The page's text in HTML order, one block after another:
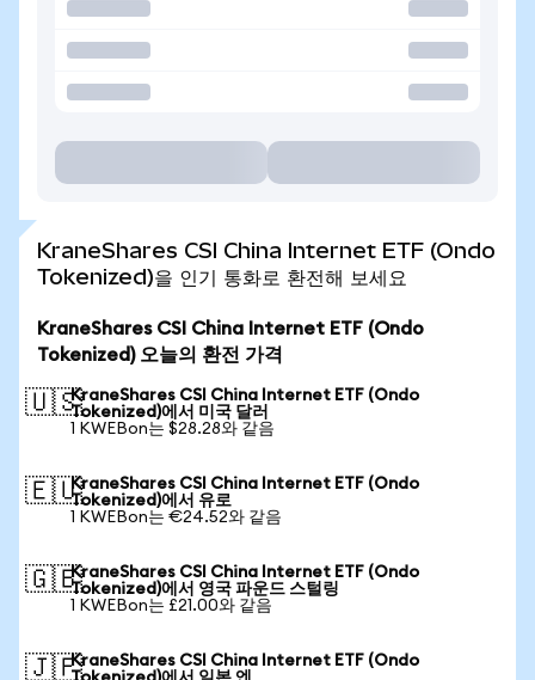
KraneShares CSI China Internet ETF (Ondo
Tokenized)을 인기 통화로 환전해 보세요
KraneShares CSI China Internet ETF (Ondo
Tokenized) 오늘의 환전 가격
🇺🇸KraneShares CSI China Internet ETF (Ondo
Tokenized)에서 미국 달러
1 KWEBon는 $28.28와 같음
🇪🇺KraneShares CSI China Internet ETF (Ondo
Tokenized)에서 유로
1 KWEBon는 €24.52와 같음
🇬🇧KraneShares CSI China Internet ETF (Ondo
Tokenized)에서 영국 파운드 스털링
1 KWEBon는 £21.00와 같음
🇯🇵KraneShares CSI China Internet ETF (Ondo